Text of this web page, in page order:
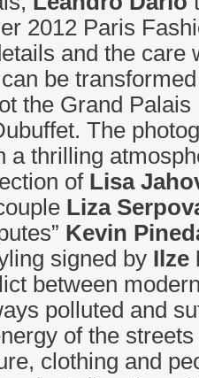
2012 Paris
and the care
be
the Grand
The
a thrilling
of Lisa
Liza
Kevin
signed by Ilze
between
polluted and
of the
clothing and